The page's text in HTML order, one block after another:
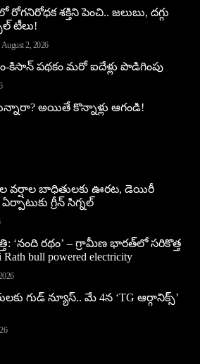
రోగనిరోధక శక్తిని పెంచి.. జలుబు, దగ్గు
టీలు!
August 2, 2026
కిసాన్ పథకం మరో ఐదేళ్లు పొడిగింపు
అయితే కొన్నాళ్లు ఆగండి!
వర్షాల బాధితులకు ఊరట, డెయిరీ
గ్రీన్‌ సిగ్నల్
‘నంది రథం’ – గ్రామీణ భారత్‌లో సరికొత్త
bull powered electricity
గుడ్ న్యూస్.. మే 4న ‘TG ఆర్గానిక్స్’